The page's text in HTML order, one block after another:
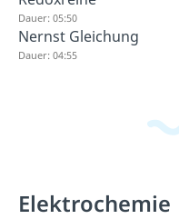
Dauer: 05:50
Nernst Gleichung
Dauer: 04:55
Elektrochemie